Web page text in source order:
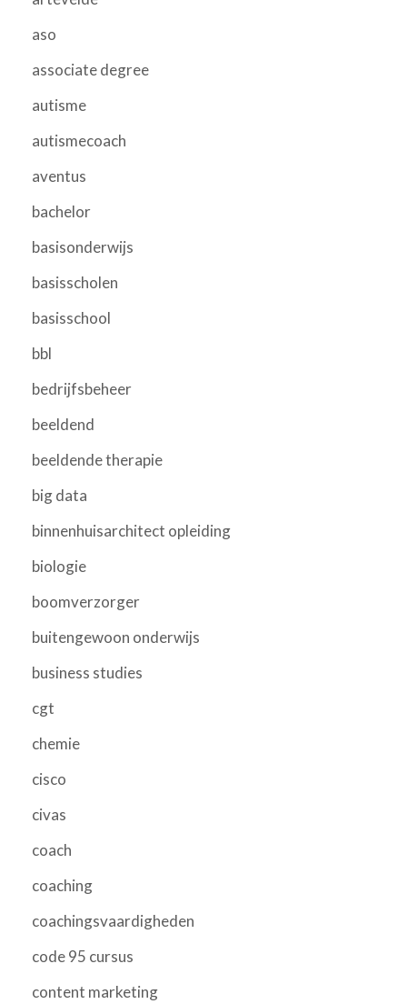
aso
associate degree
autisme
autismecoach
aventus
bachelor
basisonderwijs
basisscholen
basisschool
bbl
bedrijfsbeheer
beeldend
beeldende therapie
big data
binnenhuisarchitect opleiding
biologie
boomverzorger
buitengewoon onderwijs
business studies
cgt
chemie
cisco
civas
coach
coaching
coachingsvaardigheden
code 95 cursus
content marketing